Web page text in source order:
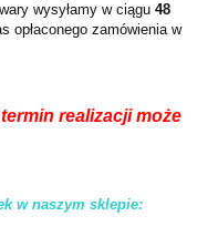
wysyłamy w ciągu 48
opłaconego zamówienia w
realizacji może
w naszym sklepie: